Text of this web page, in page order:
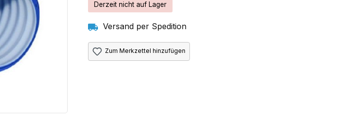
Derzeit nicht auf Lager
Versand per Spedition
Zum Merkzettel hinzufügen